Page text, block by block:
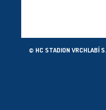
© HC STADION VRCHLABÍ